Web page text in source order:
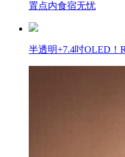
置点内食宿无忧
半透明+7.4吋OLED！